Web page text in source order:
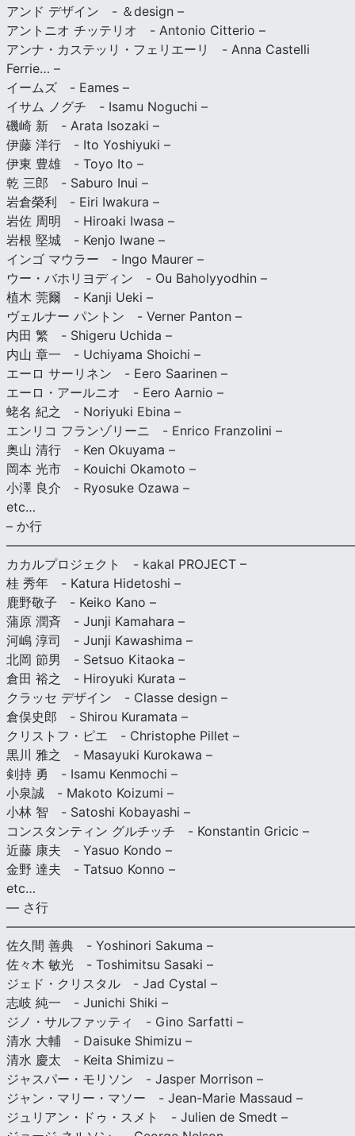
アンド デザイン - ＆design –
アントニオ チッテリオ - Antonio Citterio –
アンナ・カステッリ・フェリエーリ - Anna Castelli
Ferrie… –
イームズ - Eames –
イサム ノグチ - Isamu Noguchi –
磯崎 新 - Arata Isozaki –
伊藤 洋行 - Ito Yoshiyuki –
伊東 豊雄 - Toyo Ito –
乾 三郎 - Saburo Inui –
岩倉榮利 - Eiri Iwakura –
岩佐 周明 - Hiroaki Iwasa –
岩根 堅城 - Kenjo Iwane –
インゴ マウラー - Ingo Maurer –
ウー・バホリヨディン - Ou Baholyyodhin –
植木 莞爾 - Kanji Ueki –
ヴェルナー パントン - Verner Panton –
内田 繁 - Shigeru Uchida –
内山 章一 - Uchiyama Shoichi –
エーロ サーリネン - Eero Saarinen –
エーロ・アールニオ - Eero Aarnio –
蛯名 紀之 - Noriyuki Ebina –
エンリコ フランゾリーニ - Enrico Franzolini –
奥山 清行 - Ken Okuyama –
岡本 光市 - Kouichi Okamoto –
小澤 良介 - Ryosuke Ozawa –
etc…
– か行
カカルプロジェクト - kakal PROJECT –
桂 秀年 - Katura Hidetoshi –
鹿野敬子 - Keiko Kano –
蒲原 潤斉 - Junji Kamahara –
河嶋 淳司 - Junji Kawashima –
北岡 節男 - Setsuo Kitaoka –
倉田 裕之 - Hiroyuki Kurata –
クラッセ デザイン - Classe design –
倉俣史郎 - Shirou Kuramata –
クリストフ・ピエ - Christophe Pillet –
黒川 雅之 - Masayuki Kurokawa –
剣持 勇 - Isamu Kenmochi –
小泉誠 - Makoto Koizumi –
小林 智 - Satoshi Kobayashi –
コンスタンティン グルチッチ - Konstantin Gricic –
近藤 康夫 - Yasuo Kondo –
金野 達夫 - Tatsuo Konno –
etc…
— さ行
佐久間 善典 - Yoshinori Sakuma –
佐々木 敏光 - Toshimitsu Sasaki –
ジェド・クリスタル - Jad Cystal –
志岐 純一 - Junichi Shiki –
ジノ・サルファッティ - Gino Sarfatti –
清水 大輔 - Daisuke Shimizu –
清水 慶太 - Keita Shimizu –
ジャスパー・モリソン - Jasper Morrison –
ジャン・マリー・マソー - Jean-Marie Massaud –
ジュリアン・ドゥ・スメト - Julien de Smedt –